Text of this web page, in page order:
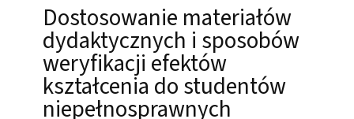
Dostosowanie materiałów
dydaktycznych i sposobów
weryfikacji efektów
kształcenia do studentów
niepełnosprawnych